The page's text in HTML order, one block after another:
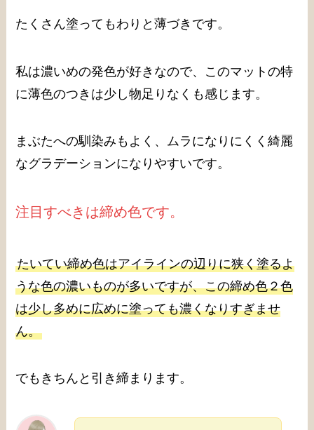
たくさん塗ってもわりと薄づきです。
私は濃いめの発色が好きなので、このマットの特
に薄色のつきは少し物足りなくも感じます。
まぶたへの馴染みもよく、ムラになりにくく綺麗
なグラデーションになりやすいです。
注目すべきは締め色です。
たいてい締め色はアイラインの辺りに狭く塗るよ
うな色の濃いものが多いですが、この締め色２色
は少し多めに広めに塗っても濃くなりすぎませ
ん。
でもきちんと引き締まります。